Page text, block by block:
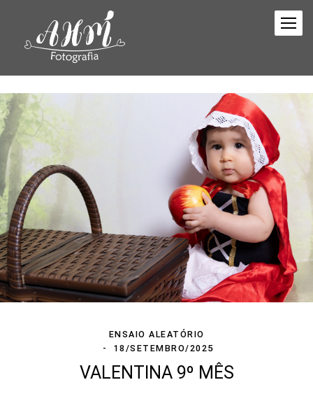
ENSAIO ALEATÓRIO
18/SETEMBRO/2025
VALENTINA 9º MÊS